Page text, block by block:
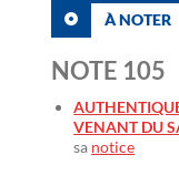
À NOTER
NOTE 105
VENANT DU
sa notice